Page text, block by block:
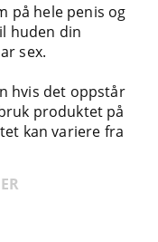
på hele penis og
huden din
sex.
hvis det oppstår
produktet på
kan variere fra